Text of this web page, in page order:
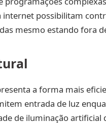
internet possibilitam
mesmo estando fora
a forma mais
entrada de luz
de iluminação artificial